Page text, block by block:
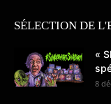
SÉLECTION DE
«
8